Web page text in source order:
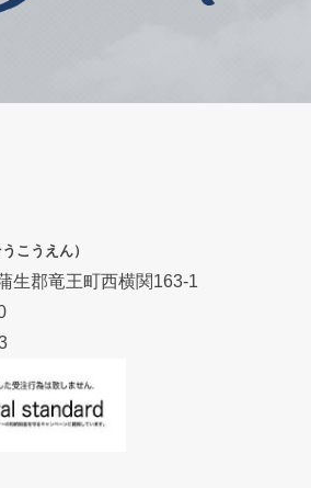
うこうえん）
生郡竜王町西横関163-1